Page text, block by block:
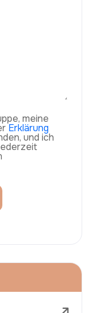
meine
Erklärung
und ich